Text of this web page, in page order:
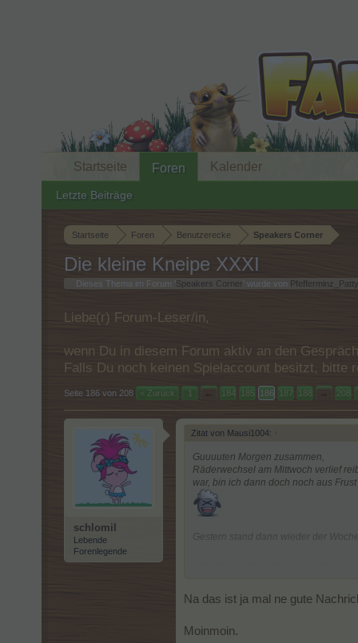
Startseite Foren Benutzerecke Speakers Corner
Die kleine Kneipe XXXI
Dieses Thema im Forum ' Speakers Corner ' wurde von Pfefferminz_Patty
Liebe(r) Forum-Leser/in,
wenn Du in diesem Forum aktiv an den
Falls Du noch keinen Spielaccount besitzt, bitte
Seite 186 von 208 < Zurück 1 ← 184 185 186 187 188 → 208
schlomil
Lebende
Forenlegende
Zitat von Mausi1004: ↑
Guuuuten Morgen zusammen,
Räderwechsel am Mittwoch verlief
war, bin ich dann doch noch aus
Gestern stand dann wieder der
aber grau. Dafür hat mir das Amt
Na das ist ja mal ne gute
Moinmoin.
Startseite Foren
Letzte Beiträge
Kalender